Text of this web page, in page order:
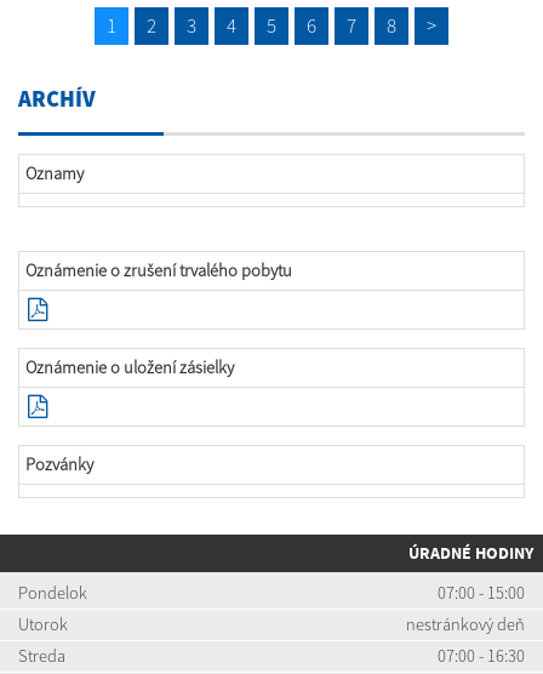
1 2 3 4 5 6 7 8 >
ARCHÍV
Oznamy
Oznámenie o zrušení trvalého pobytu
Oznámenie o uložení zásielky
Pozvánky
ÚRADNÉ HODINY
Pondelok
07:00 - 15:00
Utorok
nestránkový deň
Streda
07:00 - 16:30